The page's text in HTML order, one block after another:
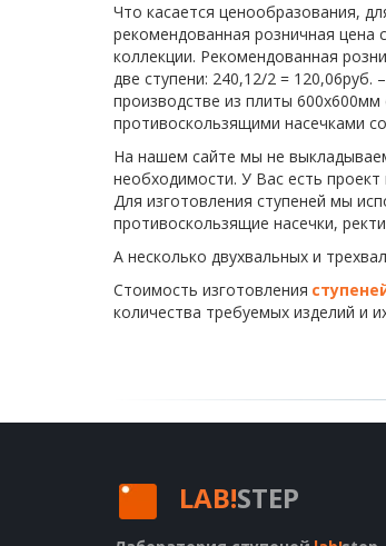
Что касается ценообразования,
рекомендованная розничная цена
коллекции. Рекомендованная
две ступени: 240,12/2 =
производстве из плиты
противоскользящими насечками
На нашем сайте мы не
необходимости. У Вас есть
Для изготовления ступеней мы
противоскользящие насечки,
А несколько двухвальных и
Стоимость изготовления
количества требуемых изделий и
LAB!STEP